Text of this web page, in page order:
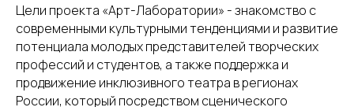
Цели проекта «Арт-Лаборатории» - знакомство с
современными культурными тенденциями и развитие
потенциала молодых представителей творческих
профессий и студентов, а также поддержка и
продвижение инклюзивного театра в регионах
России, который посредством сценического